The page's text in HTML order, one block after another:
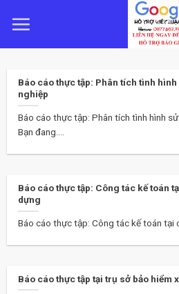
Báo cáo thực tập: Phân tích tình
nghiệp
Báo cáo thực tập: Phân tích tình hình
Bạn đang....
Báo cáo thực tập: Công tác kế toán
dựng
Báo cáo thực tập: Công tác kế toán tại
Báo cáo thực tập tại trụ sở bảo hiểm